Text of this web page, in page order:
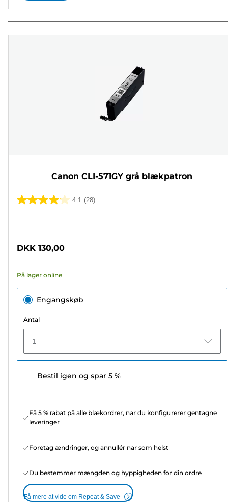
Canon CLI-571GY grå blækpatron
4.1 (28)
4.1
stjerner.
anmeldelser
DKK 130,00
På lager online
Engangskøb
Antal
1
Bestil igen og spar 5 %
Få 5 % rabat på alle blækordrer, når du konfigurerer gentagne
leveringer
Foretag ændringer, og annullér når som helst
Du bestemmer mængden og hyppigheden for din ordre
Få mere at vide om Repeat & Save